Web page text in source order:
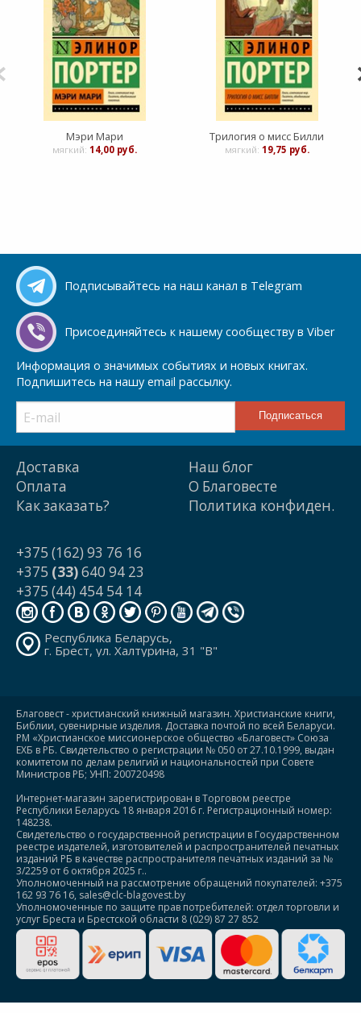
Мэри Мари
мягкий: 14,00 руб.
Трилогия о мисс Билли
мягкий: 19,75 руб.
Подписывайтесь на наш канал в Telegram
Присоединяйтесь к нашему сообществу в Viber
Информация о значимых событиях и новых книгах.
Подпишитесь на нашу email рассылку.
Доставка
Оплата
Как заказать?
Наш блог
О Благовесте
Политика конфиден.
+375 (162) 93 76 16
+375 (33)640 94 23
+375 (44) 454 54 14
Республика Беларусь,
г. Брест, ул. Халтурина, 31 "В"
Благовест - христианский книжный магазин. Христианские книги,
Библии, сувенирные изделия. Доставка почтой по всей Беларуси.
РМ «Христианское миссионерское общество «Благовест» Союза
ЕХБ в РБ. Свидетельство о регистрации № 050 от 27.10.1999, выдан
комитетом по делам религий и национальностей при Совете
Министров РБ; УНП: 200720498
Интернет-магазин зарегистрирован в Торговом реестре
Республики Беларусь 18 января 2016 г. Регистрационный номер:
148238.
Свидетельство о государственной регистрации в Государственном
реестре издателей, изготовителей и распространителей печатных
изданий РБ в качестве распространителя печатных изданий за №
3/2259 от 6 октября 2025 г..
Уполномоченный на рассмотрение обращений покупателей: +375
162 93 76 16, sales@clc-blagovest.by
Уполномоченные по защите прав потребителей: отдел торговли и
услуг Бреста и Брестской области 8 (029) 87 27 852